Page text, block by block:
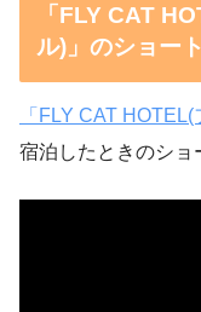
「FLY CAT
ル)」のショー
「FLY CAT
宿泊したときのショ